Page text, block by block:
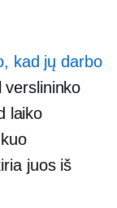
kad jų darbo
verslininko
laiko
juos iš